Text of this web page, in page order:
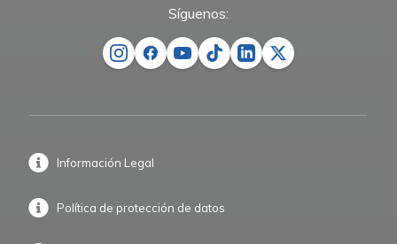
Síguenos:
Información Legal
Política de protección de datos